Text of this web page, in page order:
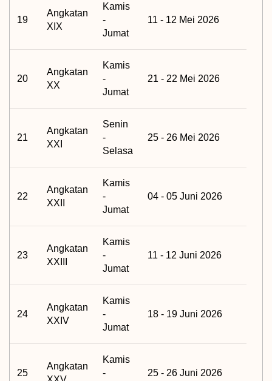
19
Angkatan
XIX
Kamis
-
Jumat
11 - 12 Mei 2026
20
Angkatan
XX
Kamis
-
Jumat
21 - 22 Mei 2026
21
Angkatan
XXI
Senin
-
Selasa
25 - 26 Mei 2026
22
Angkatan
XXII
Kamis
-
Jumat
04 - 05 Juni 2026
23
Angkatan
XXIII
Kamis
-
Jumat
11 - 12 Juni 2026
24
Angkatan
XXIV
Kamis
-
Jumat
18 - 19 Juni 2026
25
Angkatan
Kamis
-
25 - 26 Juni 2026